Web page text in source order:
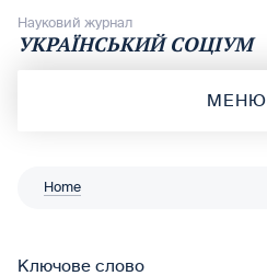
Науковий журнал
УКРАЇНСЬКИЙ СОЦІУМ
МЕНЮ
Home
Ключове слово